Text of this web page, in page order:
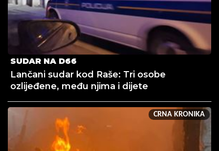
SUDAR NA D66
Lančani sudar kod Raše: Tri osobe
ozlijeđene, među njima i dijete
CRNA KRONIKA